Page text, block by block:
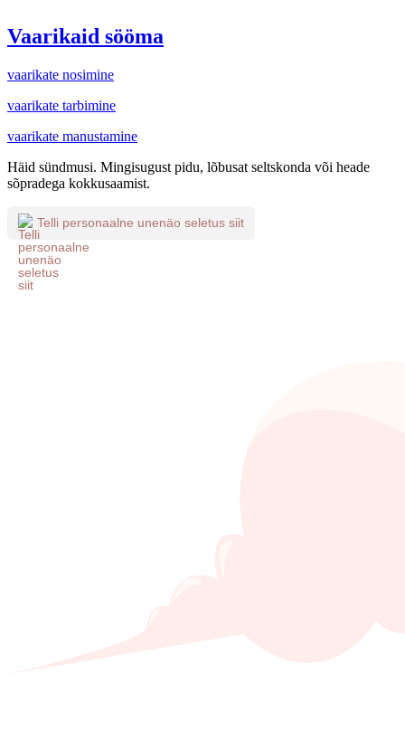
Vaarikaid sööma
vaarikate nosimine
vaarikate tarbimine
vaarikate manustamine
Häid sündmusi. Mingisugust pidu, lõbusat seltskonda või heade
sõpradega kokkusaamist.
Telli personaalne unenäo seletus siit